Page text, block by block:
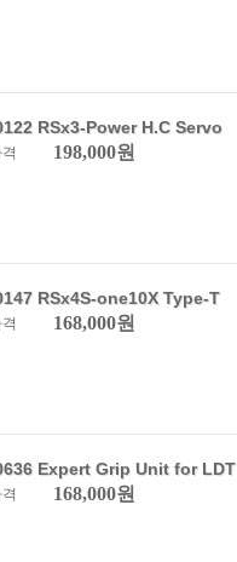
RSx3-Power H.C Servo
198,000원
RSx4S-one10X Type-T
168,000원
Expert Grip Unit for LDT
168,000원